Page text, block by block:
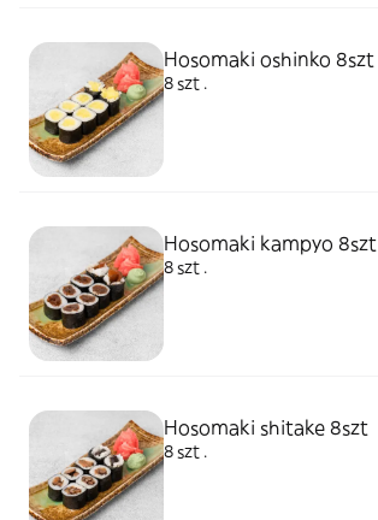
Hosomaki oshinko 8szt
8 szt .
Hosomaki kampyo 8szt
8 szt .
Hosomaki shitake 8szt
8 szt .